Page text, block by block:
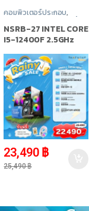
คอมพิวเตอร์ประกอบ,
สินค้า
ทั้งหมด
NSRB-27 INTEL CORE
I5-12400F 2.5GHz
16GB DDR4 3200MHz
/ M.2 512GB
- 8%
23,490 ฿
25,490฿